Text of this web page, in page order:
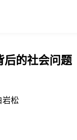
后的社会问题
岩松